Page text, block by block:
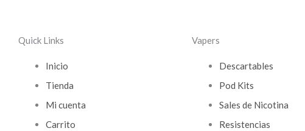
Quick Links
Inicio
Tienda
Mi cuenta
Carrito
Vapers
Descartables
Pod Kits
Sales de Nicotina
Resistencias